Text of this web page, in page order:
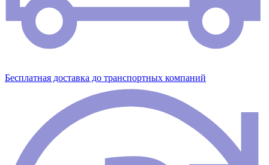
Бесплатная доставка до транспортных компаний